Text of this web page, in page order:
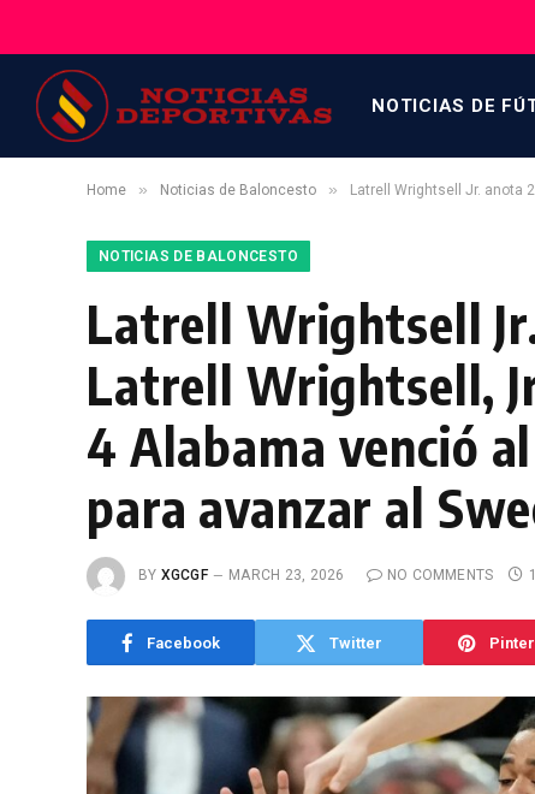
NOTICIAS DE
Home » Noticias de Baloncesto » Latrell Wrightsell Jr. anota 27
NOTICIAS DE BALONCESTO
Latrell Wrightsell
Latrell Wrightsell,
4 Alabama venció
para avanzar al
BY XGCGF MARCH 23, 2026 NO COMMENTS
Facebook Twitter